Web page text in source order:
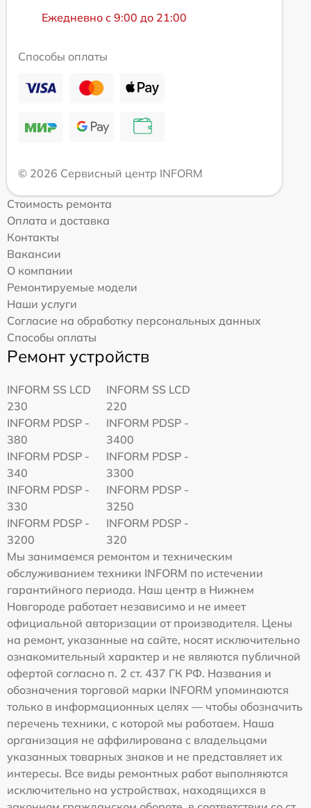
Ежедневно с 9:00 до 21:00
Способы оплаты
© 2026 Сервисный центр INFORM
Стоимость ремонта
Оплата и доставка
Контакты
Вакансии
О компании
Ремонтируемые модели
Наши услуги
Согласие на обработку персональных данных
Способы оплаты
Ремонт устройств
INFORM SS LCD
230
INFORM SS LCD
220
INFORM PDSP -
380
INFORM PDSP -
3400
INFORM PDSP -
340
INFORM PDSP -
3300
INFORM PDSP -
330
INFORM PDSP -
3250
INFORM PDSP -
3200
INFORM PDSP -
320
Мы занимаемся ремонтом и техническим
обслуживанием техники INFORM по истечении
гарантийного периода. Наш центр в Нижнем
Новгороде работает независимо и не имеет
официальной авторизации от производителя. Цены
на ремонт, указанные на сайте, носят исключительно
ознакомительный характер и не являются публичной
офертой согласно п. 2 ст. 437 ГК РФ. Названия и
обозначения торговой марки INFORM упоминаются
только в информационных целях — чтобы обозначить
перечень техники, с которой мы работаем. Наша
организация не аффилирована с владельцами
указанных товарных знаков и не представляет их
интересы. Все виды ремонтных работ выполняются
исключительно на устройствах, находящихся в